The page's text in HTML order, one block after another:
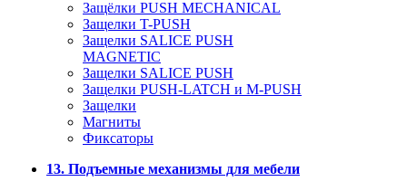
Защёлки PUSH MECHANICAL
Защелки T-PUSH
Защелки SALICE PUSH
MAGNETIC
Защелки SALICE PUSH
Защелки PUSH-LATCH и M-PUSH
Защелки
Магниты
Фиксаторы
13. Подъемные механизмы для мебели